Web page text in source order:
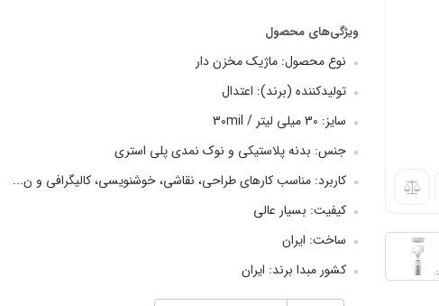
ویژگی‌های محصول
نوع محصول: ماژیک مخزن دار
تولیدکننده (برند): اعتدال
سایز: 30 میلی لیتر / 30mil
جنس: بدنه پلاستیکی و نوک نمدی پلی استری
کاربرد: مناسب کارهای طراحی، نقاشی، خوشنویسی، کالیگرافی و ن...
کیفیت: بسیار عالی
ساخت: ایران
کشور مبدا برند: ایران